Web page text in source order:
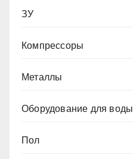
ЗУ
Компрессоры
Металлы
Оборудование для воды
Пол